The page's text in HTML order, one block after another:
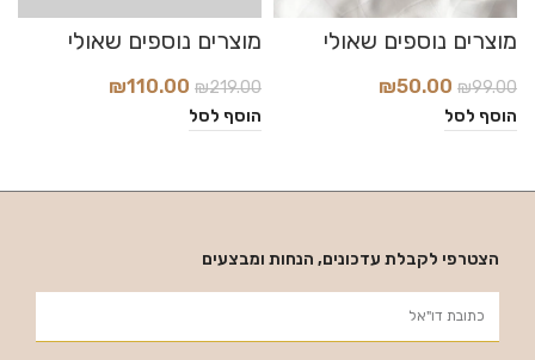
₪99.00
₪50.00
הוסף לסל
₪219.00
₪110.00
הוסף לסל
הצטרפי לקבלת עדכונים, הנחות ומבצעים